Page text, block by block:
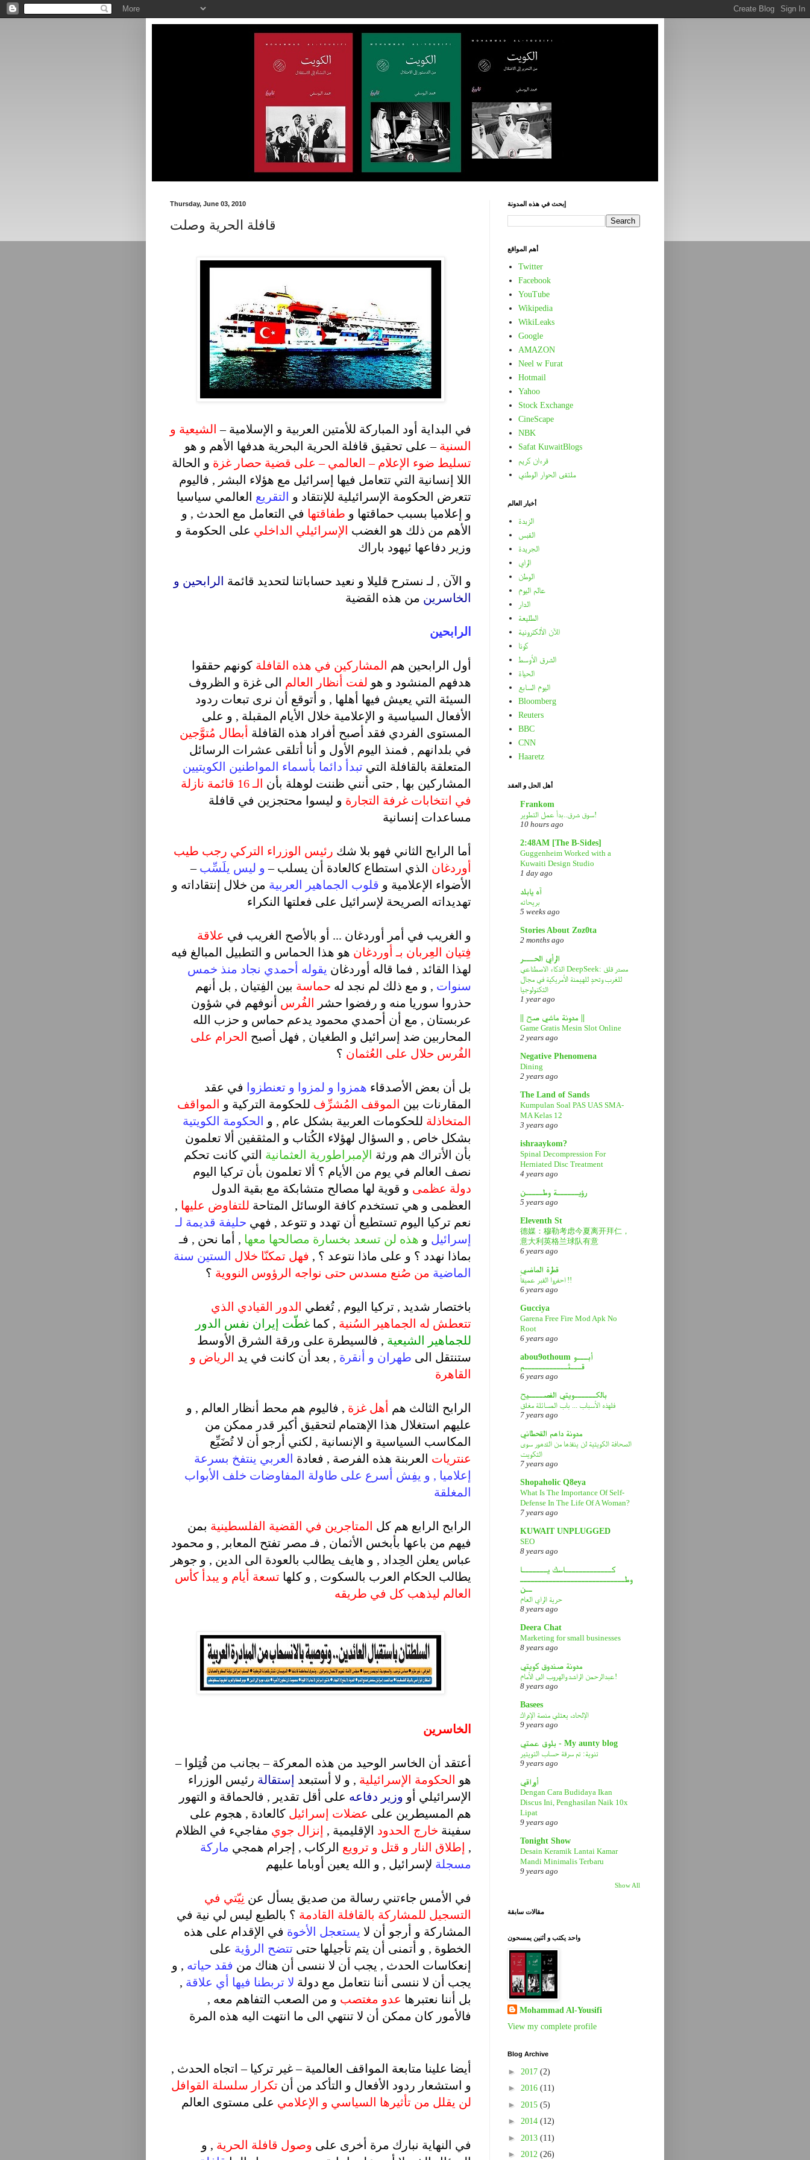
Thursday, June 03, 2010
قافلة الحرية وصلت
في البداية أود المباركة للأمتين العربية و الإسلامية – الشيعية و
السنية – على تحقيق قافلة الحرية البحرية هدفها الأهم و هو
تسليط ضوء الإعلام – العالمي – على قضية حصار غزة و الحالة
اللا إنسانية التي تتعامل فيها إسرائيل مع هؤلاء البشر , فاليوم
تتعرض الحكومة الإسرائيلية للإنتقاد و التقريع العالمي سياسيا
و إعلاميا بسبب حماقتها و طفاقتها في التعامل مع الحدث , و
الأهم من ذلك هو الغضب الإسرائيلي الداخلي على الحكومة و
وزير دفاعها ئيهود باراك
و الآن , لـ نسترح قليلا و نعيد حساباتنا لتحديد قائمة الرابحين و
الخاسرين من هذه القضية
الرابحين
أول الرابحين هم
المشاركين في هذه القافلة كونهم حققوا
هدفهم المنشود و هو لفت أنظار العالم الى غزة و الظروف
السيئة التي يعيش فيها أهلها , و أتوقع أن نرى تبعات ردود
الأفعال السياسية و الإعلامية خلال الأيام المقبلة , و على
المستوى الفردي فقد أصبح أفراد هذه القافلة أبطال مُتوَّجين
في بلدانهم , فمنذ اليوم الأول و أنا أتلقى عشرات الرسائل
المتعلقة بالقافلة التي تبدأ دائما بأسماء المواطنين الكويتيين
المشاركين بها , حتى أنني ظننت لوهلة بأن
الـ 16 قائمة نازلة
في انتخابات غرفة التجارة و ليسوا محتجزين في قافلة
مساعدات إنسانية
أما الرابح الثاني فهو بلا شك رئيس الوزراء التركي رجب طيب
أوردغان الذي استطاع كالعادة أن يسلب – و ليس يلَسِّب –
الأضواء الإعلامية و قلوب الجماهير العربية من خلال إنتقاداته و
تهديداته الصريحة لإسرائيل على فعلتها النكراء
و الغريب في أمر أوردغان ... أو بالأصح الغريب في علاقة
فِتيان العِربان بـ أوردغان هو هذا الحماس و التطبيل المبالغ فيه
لهذا القائد , فما قاله أوردغان يقوله أحمدي نجاد منذ خمس
سنوات , و مع ذلك لم نجد له حماسة بين الفِتيان , بل أنهم
حذروا سوريا منه و رفضوا حشر
الفُرس أنوفهم في شؤون
عربستان , مع أن أحمدي محمود يدعم حماس و حزب الله
المحاربين ضد إسرائيل و الطغيان , فهل أصبح الحرام على
الفُرس حلال على العُثمان ؟
بل أن بعض الأصدقاء همزوا و لمزوا و تعنطزوا
في عقد
المقارنات بين الموقف المُشرِّف للحكومة التركية و المواقف
المتخاذلة للحكومات العربية بشكل عام , و الحكومة الكويتية
بشكل خاص , و السؤال لهؤلاء الكُتاب و المثقفين ألا تعلمون
بأن الأتراك هم ورثة الإمبراطورية العثمانية التي كانت تحكم
نصف العالم في يوم من الأيام ؟ ألا تعلمون بأن تركيا اليوم
دولة عظمى و قوية لها مصالح متشابكة مع بقية الدول
العظمى و هي تستخدم كافة الوسائل المتاحة للتفاوض عليها ,
نعم تركيا اليوم تستطيع أن تهدد و تتوعد , فهي حليفة قديمة لـ
إسرائيل و هذه لن تسعد بخسارة مصالحها معها , أما نحن , فـ
بماذا نهدد ؟ و على ماذا نتوعد ؟ , فهل تمكنّا خلال الستين سنة
الماضية من صُنع مسدس حتى نواجه الرؤوس النووية ؟
باختصار شديد , تركيا اليوم , تُغطي الدور القيادي الذي
تتعطش له الجماهير السُنية , كما غطّت إيران نفس الدور
للجماهير الشيعية , فالسيطرة على ورقة الشرق الأوسط
ستنتقل الى طهران و أنقرة , بعد أن كانت في يد الر ياض و
القاهرة
الرابح الثالث هم
أهل غزة , فاليوم هم محط أنظار العالم , و
عليهم استغلال هذا الإهتمام لتحقيق أكبر قدر ممكن من
المكاسب السياسية و الإنسانية , لكني أرجو أن لا تُضَيِّع
عنتريات العربنة هذه الفرصة , فعادة العربي ينتفخ بسرعة
إعلاميا , و يفِش أسرع على طاولة المفاوضات خلف الأبواب
المغلقة
الرابح الرابع هم كل المتاجرين في القضية الفلسطينية بمن
فيهم من باعها بأبخس الأثمان , فـ مصر تفتح المعابر , و محمود
عباس يعلن الحِداد , و هايف يطالب بالعودة الى الدين , و جوهر
يطالب الحكام العرب بالسكوت , و كلها تسعة أيام و يبدأ كأس
العالم ليذهب كل في طريقه
الخاسرين
أعتقد أن الخاسر الوحيد من هذه المعركة – بجانب من قُتِلوا –
هو الحكومة الإسرائيلية , و لا أستبعد إستقالة رئيس الوزراء
الإسرائيلي أو وزير دفاعه على أقل تقدير , فالحماقة و التهور
هم المسيطرين على عضلات إسرائيل كالعادة , هجوم على
سفينة خارج الحدود الإقليمية , إنزال جوي مفاجيء في الظلام
, إطلاق النار و قتل و ترويع الركاب , إجرام همجي ماركة
مسجلة لإسرائيل , و الله يعين أوباما عليهم
في الأمس جاءتني رسالة من صديق يسأل عن نِيّتي في
التسجيل للمشاركة بالقافلة القادمة ؟ بالطبع ليس لي نية في
المشاركة و أرجو أن لا يستعجل الأخوة في الإقدام على هذه
الخطوة , و أتمنى أن يتم تأجيلها حتى تتضح الرؤية على
إنعكاسات الحدث , يجب أن لا ننسى أن هناك من فقد حياته , و
يجب أن لا ننسى أننا نتعامل مع دولة لا تربطنا فيها أي علاقة ,
بل أننا نعتبرها عدو مغتصب و من الصعب التفاهم معه ,
فالأمور كان ممكن أن لا تنتهي الى ما انتهت اليه هذه المرة
أيضا علينا متابعة المواقف العالمية – غير تركيا – اتجاه الحدث ,
و استشعار ردود الأفعال و التأكد من أن تكرار سلسلة القوافل
لن يقلل من تأثيرها السياسي و الإعلامي على مستوى العالم
في النهاية نبارك مرة أخرى على وصول قافلة الحرية , و
إبحث في هذه المدونة
أهم المواقع
Twitter
Facebook
YouTube
Wikipedia
WikiLeaks
Google
AMAZON
Neel w Furat
Hotmail
Yahoo
Stock Exchange
CineScape
NBK
Safat KuwaitBlogs
قرءان كريم
ملتقى الحوار الوطني
أخبار العالم
الزبدة
القبس
الجريدة
الراي
الوطن
عالم اليوم
الدار
الطليعة
الآن الألكترونية
كونا
الشرق الأوسط
الحياة
اليوم السابع
Bloomberg
Reuters
BBC
CNN
Haaretz
أهل الحل و العقد
Frankom
سوق شرق..بدأ عمل التطوير!
10 hours ago
2:48AM [The B-Sides]
Guggenheim Worked with a
Kuwaiti Design Studio
1 day ago
آه يابلد
بريحاته
5 weeks ago
Stories About Zoz0ta
2 months ago
الرأي الحـــر
الذكاء الاصطناعي DeepSeek: مصدر قلق
للغرب وتحدٍ للهيمنة الأمريكية في مجال
التكنولوجيا
1 year ago
|| مدونة ماشي صح ||
Game Gratis Mesin Slot Online
2 years ago
Negative Phenomena
Dining
2 years ago
The Land of Sands
Kumpulan Soal PAS UAS SMA-
MA Kelas 12
3 years ago
ishraaykom?
Spinal Decompression For
Herniated Disc Treatment
4 years ago
رؤيــــــة وطـــــن
5 years ago
Eleventh St
德媒：穆勒考虑今夏离开拜仁，
意大利英格兰球队有意
6 years ago
قطرة الماضي
احفروا القبر عميقاً !!
6 years ago
Gucciya
Garena Free Fire Mod Apk No
Root
6 years ago
abou9othoum أبـــو
قـــثــــــــــــم
6 years ago
بالكــــــويتي الفصــــيح
فلهذه الأسباب ... باب المسائلة مغلق
7 years ago
مدونة داهم القحطاني
الصحافة الكويتية لن ينقذها من التدهور سوى
التكويت
7 years ago
Shopaholic Q8eya
What Is The Importance Of Self-
Defense In The Life Of A Woman?
7 years ago
KUWAIT UNPLUGGED
SEO
8 years ago
كـــــــــــــاسك يـــــــا
وطـــــــــــــــــــــــــــــ
ــن
حرية الراي العام
8 years ago
Deera Chat
Marketing for small businesses
8 years ago
مدونة صندوق كويتي
عبدالرحمن الراشد والهروب الى الأمام!
8 years ago
Basees
الإلحاد، يعتلي منصة الإدراك
9 years ago
بلوق عمتي - My aunty blog
تنوية: تم سرقة حساب التويتير
9 years ago
أوراقي
Dengan Cara Budidaya Ikan
Discus Ini, Penghasilan Naik 10x
Lipat
9 years ago
Tonight Show
Desain Keramik Lantai Kamar
Mandi Minimalis Terbaru
9 years ago
Show All
مقالات سابقة
واحد يكتب و أثنين يمسحون
Mohammad Al-Yousifi
View my complete profile
Blog Archive
► 2017 (2)
► 2016 (11)
► 2015 (5)
► 2014 (12)
► 2013 (11)
► 2012 (26)